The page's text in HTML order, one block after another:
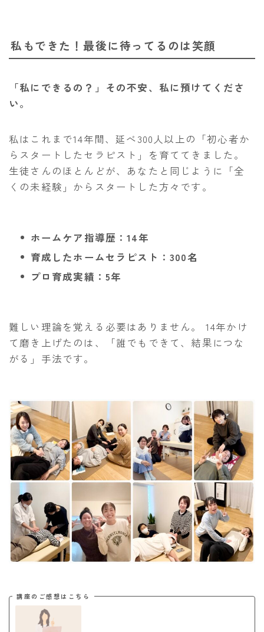
私もできた！最後に待ってるのは笑顔
「私にできるの？」その不安、私に預けてくださ
い。
私はこれまで14年間、延べ300人以上の「初心者か
らスタートしたセラピスト」を育ててきました。
生徒さんのほとんどが、あなたと同じように「全
くの未経験」からスタートした方々です。
ホームケア指導歴：14年
育成したホームセラピスト：300名
プロ育成実績：5年
難しい理論を覚える必要はありません。 14年かけ
て磨き上げたのは、「誰でもできて、結果につな
がる」手法です。
講座のご感想はこちら